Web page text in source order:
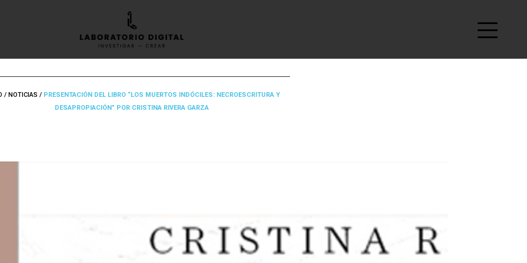
/ NOTICIAS / PRESENTACIÓN DEL LIBRO “LOS MUERTOS INDÓCILES: NECROESCRITURA Y
DESAPROPIACIÓN” POR CRISTINA RIVERA GARZA